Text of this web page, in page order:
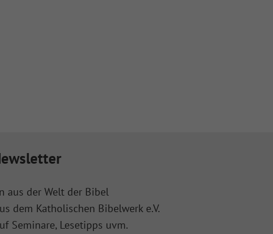
aus der Welt der Bibel
dem Katholischen Bibelwerk e.V.
Seminare, Lesetipps uvm.